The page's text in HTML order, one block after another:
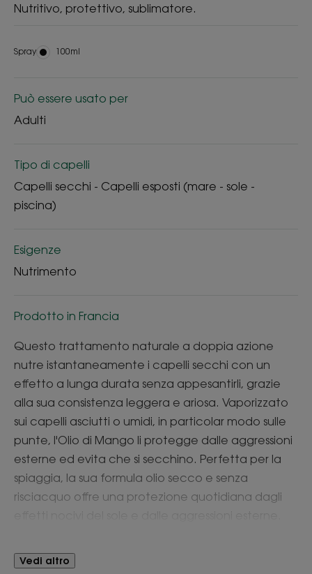
Nutritivo, protettivo, sublimatore.
Spray Spray
100ml
Può essere usato per
Adulti
Tipo di capelli
Capelli secchi - Capelli esposti (mare - sole -
piscina)
Esigenze
Nutrimento
Prodotto in Francia
Questo trattamento naturale a doppia azione
nutre istantaneamente i capelli secchi con un
effetto a lunga durata senza appesantirli, grazie
alla sua consistenza leggera e ariosa. Vaporizzato
sui capelli asciutti o umidi, in particolar modo sulle
punte, l'Olio di Mango li protegge dalle aggressioni
esterne ed evita che si secchino. Perfetta per la
spiaggia, la sua formula olio secco e senza
risciacquo offre una protezione quotidiana dagli
prima di utilizzare lo Shampoo al Mango per
Vedi altro